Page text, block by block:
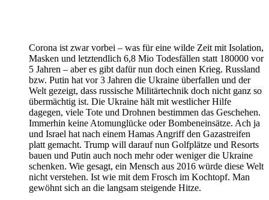
Corona ist zwar vorbei – was für eine wilde Zeit mit Isolation,
Masken und letztendlich 6,8 Mio Todesfällen statt 180000 vor
5 Jahren – aber es gibt dafür nun doch einen Krieg. Russland
bzw. Putin hat vor 3 Jahren die Ukraine überfallen und der
Welt gezeigt, dass russische Militärtechnik doch nicht ganz so
übermächtig ist. Die Ukraine hält mit westlicher Hilfe
dagegen, viele Tote und Drohnen bestimmen das Geschehen.
Immerhin keine Atomunglücke oder Bombeneinsätze. Ach ja
und Israel hat nach einem Hamas Angriff den Gazastreifen
platt gemacht. Trump will darauf nun Golfplätze und Resorts
bauen und Putin auch noch mehr oder weniger die Ukraine
schenken. Wie gesagt, ein Mensch aus 2016 würde diese Welt
nicht verstehen. Ist wie mit dem Frosch im Kochtopf. Man
gewöhnt sich an die langsam steigende Hitze.